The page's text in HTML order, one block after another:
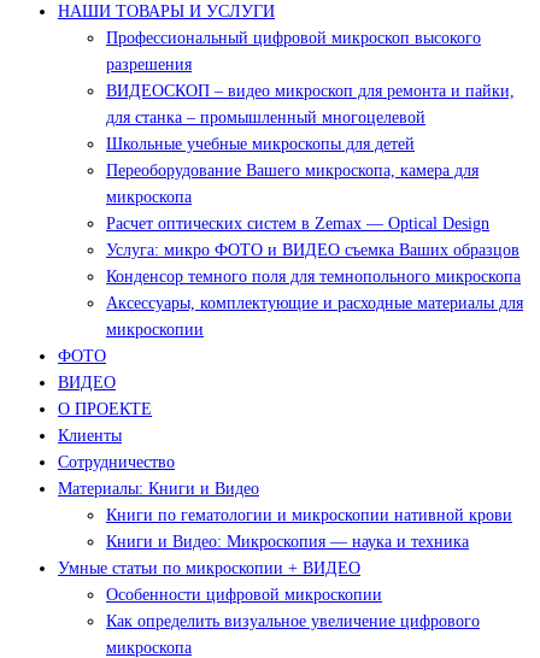
НАШИ ТОВАРЫ И УСЛУГИ
Профессиональный цифровой микроскоп высокого
разрешения
ВИДЕОСКОП – видео микроскоп для ремонта и пайки,
для станка – промышленный многоцелевой
Школьные учебные микроскопы для детей
Переоборудование Вашего микроскопа, камера для
микроскопа
Расчет оптических систем в Zemax — Optical Design
Услуга: микро ФОТО и ВИДЕО съемка Ваших образцов
Конденсор темного поля для темнопольного микроскопа
Аксессуары, комплектующие и расходные материалы для
микроскопии
ФОТО
ВИДЕО
О ПРОЕКТЕ
Клиенты
Сотрудничество
Материалы: Книги и Видео
Книги по гематологии и микроскопии нативной крови
Книги и Видео: Микроскопия — наука и техника
Умные статьи по микроскопии + ВИДЕО
Особенности цифровой микроскопии
Как определить визуальное увеличение цифрового
микроскопа